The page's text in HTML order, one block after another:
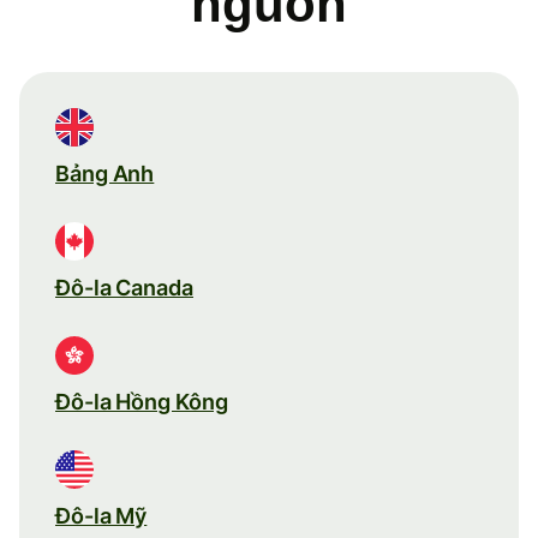
Bảng Anh
Đô-la Canada
Đô-la Hồng Kông
Đô-la Mỹ